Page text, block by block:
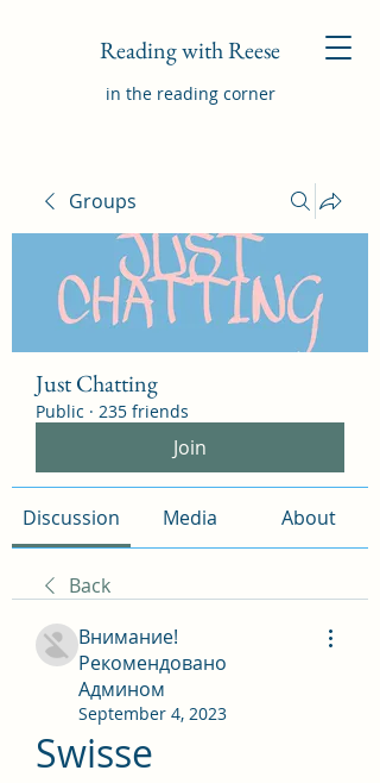
Reading with Reese
in the reading corner
Groups
Just Chatting
Public · 235 friends
Join
Discussion Media About
Back
Внимание!
Рекомендовано
Админом
September 4, 2023
Swisse